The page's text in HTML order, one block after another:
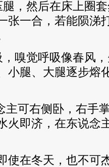
，然后在床上圈
张一合，若能陨涕
嗅觉呼吸像春风
小腿、大腿逐步熔
主可右侧卧，右手
火即济，在东说念
使在冬天，也不可